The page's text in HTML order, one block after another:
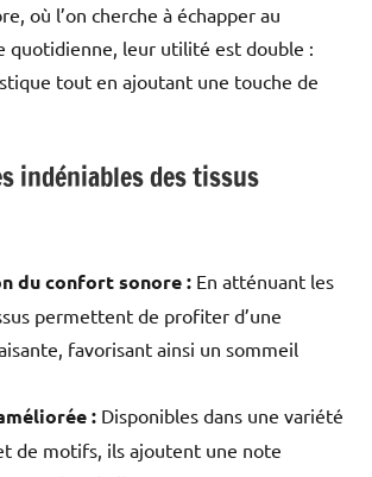
où l’on cherche à échapper au
quotidienne, leur utilité est double :
tout en ajoutant une touche de
indéniables des tissus
du confort sonore : En atténuant les
permettent de profiter d’une
favorisant ainsi un sommeil
: Disponibles dans une variété
de motifs, ils ajoutent une note